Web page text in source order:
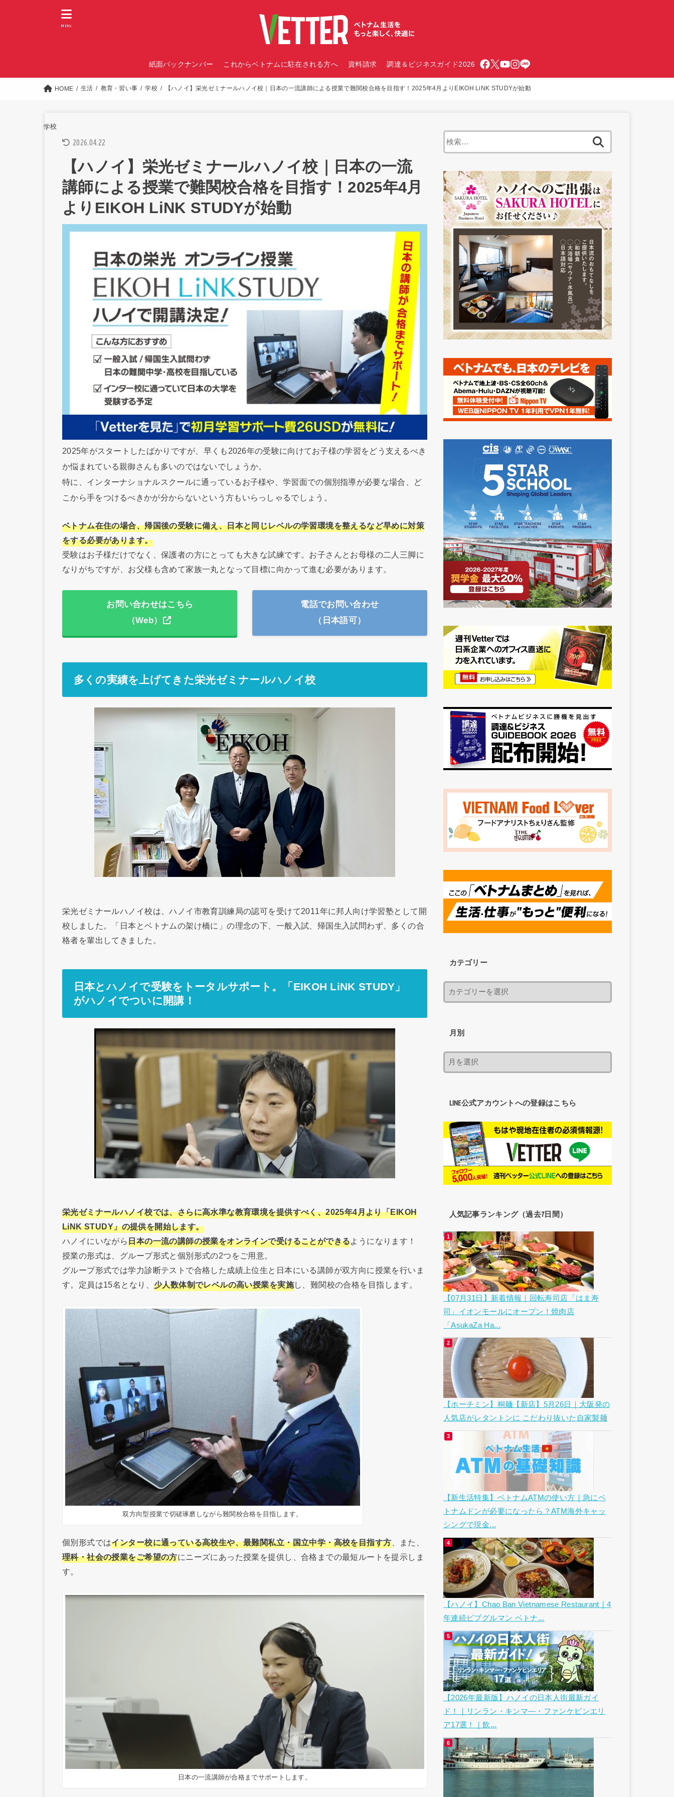
紙面バックナンバー これからベトナムに駐在される方へ 資料請求 調達＆ビジネスガイド2026
MENU
HOME 生活 教育・習い事 学校 【ハノイ】栄光ゼミナールハノイ校｜日本の一流講師による授業で難関校合格を目指す！2025年4月よりEIKOH LiNK STUDYが始動
学校
2026.04.22
【ハノイ】栄光ゼミナールハノイ校｜日本の一流
講師による授業で難関校合格を目指す！2025年4月
よりEIKOH LiNK STUDYが始動
2025年がスタートしたばかりですが、早くも2026年の受験に向けてお子様の学習をどう支えるべき
か悩まれている親御さんも多いのではないでしょうか。
特に、インターナショナルスクールに通っているお子様や、学習面での個別指導が必要な場合、ど
こから手をつけるべきかが分からないという方もいらっしゃるでしょう。
ベトナム在住の場合、帰国後の受験に備え、日本と同じレベルの学習環境を整えるなど早めに対策
をする必要があります。
受験はお子様だけでなく、保護者の方にとっても大きな試練です。お子さんとお母様の二人三脚に
なりがちですが、お父様も含めて家族一丸となって目標に向かって進む必要があります。
お問い合わせはこちら
（Web）
電話でお問い合わせ
（日本語可）
多くの実績を上げてきた栄光ゼミナールハノイ校
栄光ゼミナールハノイ校は、ハノイ市教育訓練局の認可を受けて2011年に邦人向け学習塾として開
校しました。「日本とベトナムの架け橋に」の理念の下、一般入試、帰国生入試問わず、多くの合
格者を輩出してきました。
日本とハノイで受験をトータルサポート。「EIKOH LiNK STUDY」
がハノイでついに開講！
栄光ゼミナールハノイ校では、さらに高水準な教育環境を提供すべく、2025年4月より「EIKOH
LiNK STUDY」の提供を開始します。
ハノイにいながら日本の一流の講師の授業をオンラインで受けることができるようになります！
授業の形式は、グループ形式と個別形式の2つをご用意。
グループ形式では学力診断テストで合格した成績上位生と日本にいる講師が双方向に授業を行いま
す。定員は15名となり、 少人数体制でレベルの高い授業を実施し、難関校の合格を目指します。
双方向型授業で切磋琢磨しながら難関校合格を目指します。
個別形式ではインター校に通っている高校生や、最難関私立・国立中学・高校を目指す方、また、
理科・社会の授業をご希望の方にニーズにあった授業を提供し、合格までの最短ルートを提示しま
す。
日本の一流講師が合格までサポートします。
カテゴリー
月別
LINE公式アカウントへの登録はこちら
人気記事ランキング（過去7日間）
【07月31日】新着情報｜回転寿司店「はま寿
司」イオンモールにオープン！焼肉店
「AsukaZa Ha...
【ホーチミン】桐麺【新店】5月26日｜大阪発の
人気店がレタントンに こだわり抜いた自家製麺
【新生活特集】ベトナムATMの使い方｜急にベ
トナムドンが必要になったら？ATM海外キャッ
シングで現金...
【ハノイ】Chao Ban Vietnamese Restaurant｜4
年連続ビブグルマン ベトナ...
【2026年最新版】ハノイの日本人街最新ガイ
ド！｜リンラン・キンマ―・ファンケビンエリ
ア17選！｜飲...